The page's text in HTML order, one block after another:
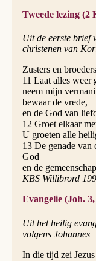
Tweede lezing (2
Uit de eerste brief
christenen van
Zusters en
11 Laat alles weer
neem mijn
bewaar de vrede,
en de God van
12 Groet elkaar
U groeten alle
13 De genade van
God
en de
KBS Willibrord
Evangelie (Joh.
Uit het heilig
volgens Johannes
In die tijd zei